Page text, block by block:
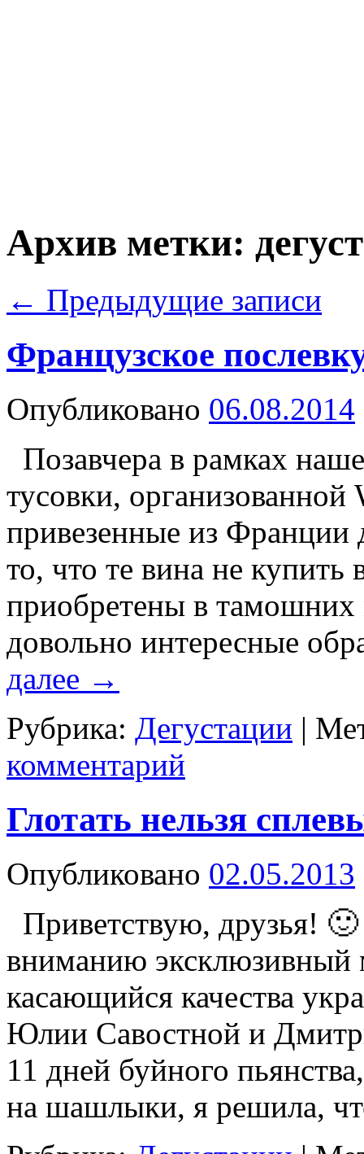
Архив метки:
← Предыдущие записи
Французское
Опубликовано 06.08.2014
Позавчера в рамках
тусовки,
привезенные из Франции
то, что те вина не
приобретены в тамошних
довольно интересные
далее →
Рубрика: Дегустации |
комментарий
Глотать нельзя
Опубликовано 02.05.2013
Приветствую, друзья!
вниманию
касающийся качества
Юлии Савостной и
11 дней буйного
на шашлыки, я решила,